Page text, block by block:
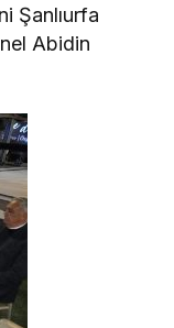
Şanlıurfa
Abidin